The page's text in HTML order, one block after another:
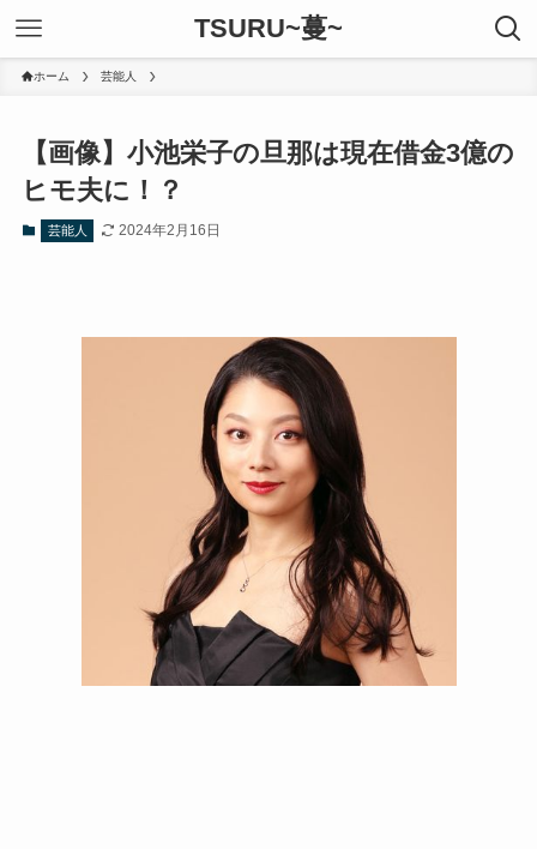
TSURU~蔓~
ホーム 芸能人
【画像】小池栄子の旦那は現在借金3億の
ヒモ夫に！？
芸能人 2024年2月16日